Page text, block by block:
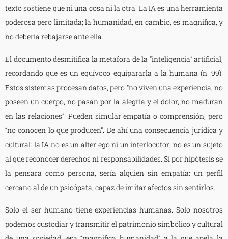
texto sostiene que ni una cosa ni la otra. La IA es una herramienta
poderosa pero limitada; la humanidad, en cambio, es magnífica, y
no debería rebajarse ante ella.
El documento desmitifica la metáfora de la “inteligencia” artificial,
recordando que es un equívoco equipararla a la humana (n. 99).
Estos sistemas procesan datos, pero “no viven una experiencia, no
poseen un cuerpo, no pasan por la alegría y el dolor, no maduran
en las relaciones”. Pueden simular empatía o comprensión, pero
“no conocen lo que producen”. De ahí una consecuencia jurídica y
cultural: la IA no es un alter ego ni un interlocutor; no es un sujeto
al que reconocer derechos ni responsabilidades. Si por hipótesis se
la pensara como persona, sería alguien sin empatía: un perfil
cercano al de un psicópata, capaz de imitar afectos sin sentirlos.
Solo el ser humano tiene experiencias humanas. Solo nosotros
podemos custodiar y transmitir el patrimonio simbólico y cultural